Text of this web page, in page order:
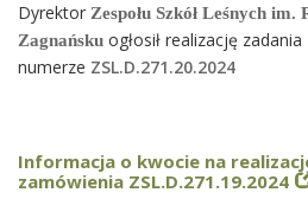
Dyrektor Zespołu Szkół Leśnych
Zagnańsku ogłosił realizację
numerze ZSL.D.271.20.2024
Informacja o kwocie na
zamówienia ZSL.D.271.19.2024